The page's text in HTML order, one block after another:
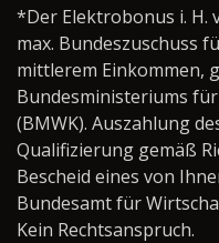
*Der Elektrobonus i. H.
max. Bundeszuschuss
mittlerem Einkommen,
Bundesministeriums
(BMWK). Auszahlung
Qualifizierung gemäß
Bescheid eines von
Bundesamt für
Kein Rechtsanspruch.